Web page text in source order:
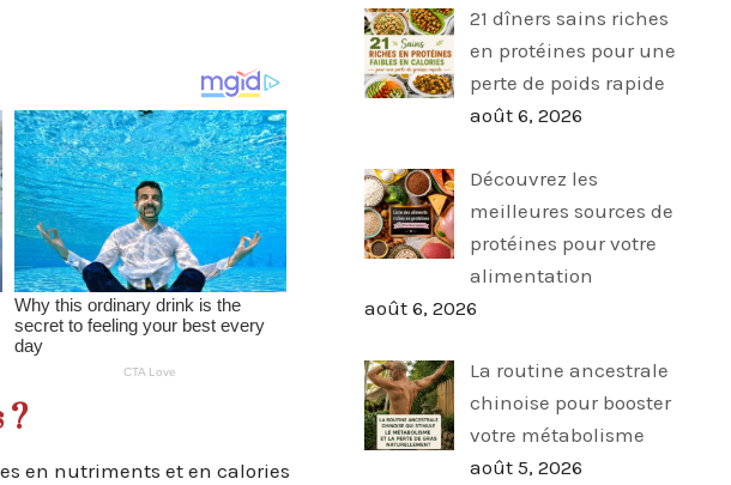
?
en nutriments et en calories
21 dîners sains riches
en protéines pour une
perte de poids rapide
août 6, 2026
Découvrez les
meilleures sources de
protéines pour votre
alimentation
août 6, 2026
La routine ancestrale
chinoise pour booster
votre métabolisme
août 5, 2026